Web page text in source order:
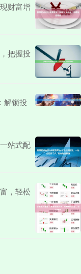
财富增
把握投
解锁投
站式配
，轻松